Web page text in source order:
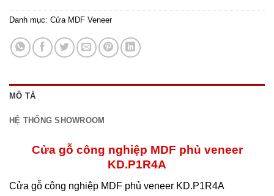
Danh mục: Cửa MDF Veneer
MÔ TẢ
HỆ THỐNG SHOWROOM
Cửa gỗ công nghiệp MDF phủ veneer
KD.P1R4A
Cửa gỗ công nghiệp MDF phủ veneer KD.P1R4A